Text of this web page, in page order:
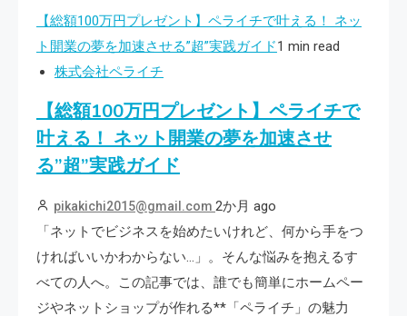
【総額100万円プレゼント】ペライチで叶える！ ネッ
ト開業の夢を加速させる”超”実践ガイド1 min read
株式会社ペライチ
【総額100万円プレゼント】ペライチで
叶える！ ネット開業の夢を加速させ
る”超”実践ガイド
pikakichi2015@gmail.com 2か月 ago
「ネットでビジネスを始めたいけれど、何から手をつ
ければいいかわからない…」。そんな悩みを抱えるす
べての人へ。この記事では、誰でも簡単にホームペー
ジやネットショップが作れる**「ペライチ」の魅力